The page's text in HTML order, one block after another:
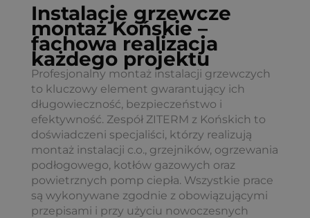
Instalacje grzewcze
montaż Końskie –
fachowa realizacja
każdego projektu
Profesjonalny montaż instalacji grzewczych
to kluczowy element gwarantujący ich
długowieczność, bezpieczeństwo i
efektywność. Zespół ZITERM z Końskich to
doświadczeni specjaliści, którzy realizują
montaż instalacji c.o., grzejników, ogrzewania
podłogowego, kotłów gazowych oraz
powietrznych pomp ciepła. Wszystkie prace
są wykonywane zgodnie z obowiązującymi
przepisami i przy użyciu nowoczesnych